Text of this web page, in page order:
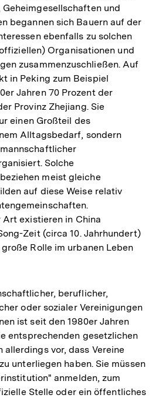
und
begannen sich Bauern auf der
ebenfalls zu solchen
Organisationen und
zusammenzuschließen. Auf
in Peking zum Beispiel
Jahren 70 Prozent der
Provinz Zhejiang. Sie
einen Großteil des
Alltagsbedarf, sondern
Solche
meist gleiche
auf diese Weise relativ
existieren in China
Zeit (circa 10. Jahrhundert)
Rolle im urbanen Leben
beruflicher,
oder sozialer Vereinigungen
ist seit den 1980er Jahren
entsprechenden gesetzlichen
allerdings vor, dass Vereine
unterliegen haben. Sie müssen
anmelden, zum
Stelle oder ein öffentliches